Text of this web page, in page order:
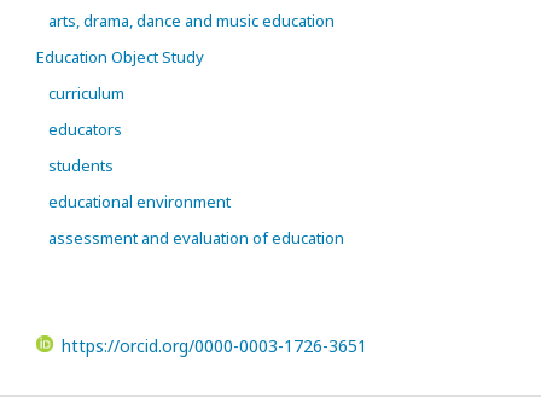
arts, drama, dance and music education
Education Object Study
curriculum
educators
students
educational environment
assessment and evaluation of education
https://orcid.org/0000-0003-1726-3651